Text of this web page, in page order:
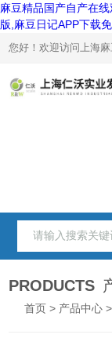
麻豆精品国产自产在
版,麻豆日记APP下载
您好！欢迎访问上海
PRODUCTS
首页 > 产品中心 >